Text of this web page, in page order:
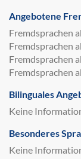
Angebotene
Fremdsprachen
Fremdsprachen
Fremdsprachen
Fremdsprachen
Bilinguales
Keine
Besonderes
Keine